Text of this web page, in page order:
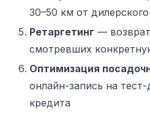
30–50 км от
Ретаргетинг —
смотревших
Оптимизация
онлайн-запись на
кредита